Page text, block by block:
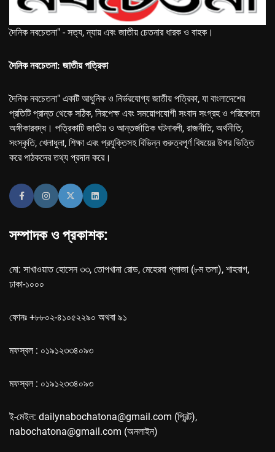
দৈনিক নবচেতনা" - সত্য, ন্যায় এবং জাতীয় চেতনার ধারক ও বাহক।
দৈনিক নবচেতনা: জাতীয় পত্রিকা
দৈনিক নবচেতনা" একটি আধুনিক ও নির্ভরযোগ্য জাতীয় পত্রিকা, যা বাংলাদেশের
প্রতিটি প্রান্ত থেকে সঠিক, নিরপেক্ষ এবং সময়োপযোগী সংবাদ সংগ্রহ ও পরিবেশনে
অঙ্গীকারবদ্ধ। পত্রিকাটি জাতীয় ও আন্তর্জাতিক ঘটনাবলী, রাজনীতি, অর্থনীতি,
সংস্কৃতি, খেলাধুলা, শিক্ষা এবং প্রযুক্তিসহ বিভিন্ন গুরুত্বপূর্ণ বিষয়ের উপর ভিত্তি
করে পাঠকদের তথ্য প্রদান করে।
সম্পাদক ও প্রকাশক:
মো: সাখাওয়াত হোসেন ৩৩, তোপখানা রোড, মেহেরবা প্লাজা (৮ম তলা), শাহবাগ,
ঢাকা-১০০০
ফোনঃ +৮৮০২-৪১০৫২২৯০ অথবা ৯১
মফস্বল : ০১৯১২৩৩৪০৯৩
মফস্বল : ০১৯১২৩৩৪০৯৩
ই-মেইল: dailynabochatona@gmail.com (প্রিন্ট),
nabochatona@gmail.com (অনলাইন)